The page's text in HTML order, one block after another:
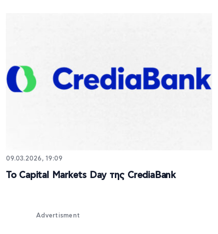
09.03.2026, 19:09
Το Capital Markets Day της CrediaBank
Advertisment